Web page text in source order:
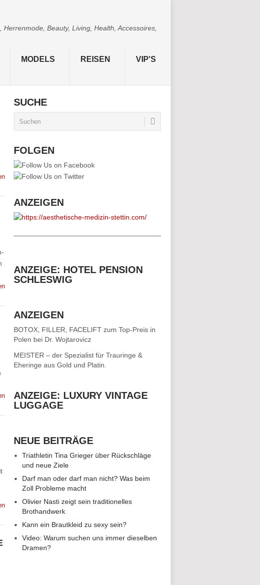
Beauty, Living, Health, Accessoires,
MODELS REISEN VIP'S
SUCHE
FOLGEN
ANZEIGEN
ANZEIGE: HOTEL PENSION
SCHLESWIG
ANZEIGEN
BOTOX, FILLER, FACELIFT zum Top-Preis in
Polen bei Dr. Wojtarovicz
MEISTER – der Spezialist für Trauringe &
Eheringe aus Gold und Platin.
ANZEIGE: LUXURY VINTAGE
LUGGAGE
NEUE BEITRÄGE
Triathletin Tina Grieger über Rückschläge
und neue Ziele
Darf man oder darf man nicht? Was beim
Zoll Probleme macht
Olivier Nasti zeigt sein traditionelles
Brothandwerk
Kann ein Brautkleid zu sexy sein?
Video: Warum suchen uns immer dieselben
Dramen?